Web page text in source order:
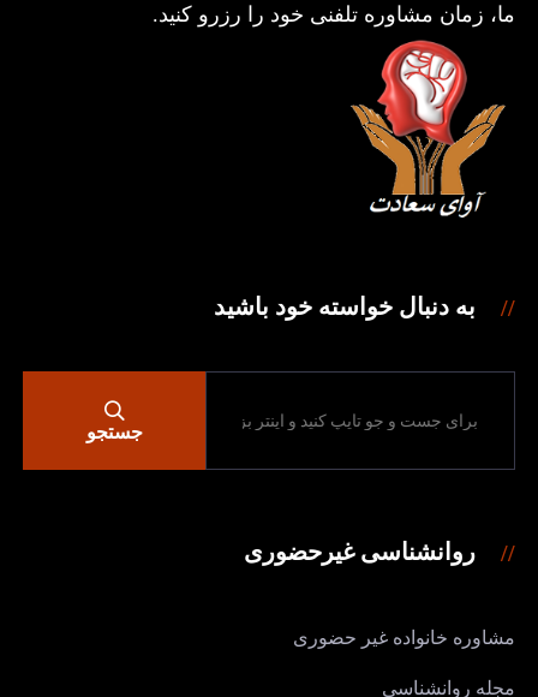
ما، زمان مشاوره تلفنی خود را رزرو کنید.
به دنبال خواسته خود باشید
جستجو
روانشناسی غیرحضوری
مشاوره خانواده غیر حضوری
مجله روانشناسی